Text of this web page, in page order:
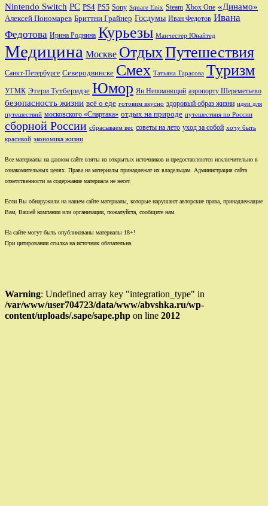
Nintendo Switch PC PS4 PS5 Sony Square Enix Steam Xbox One «Динамо»
Алексей Пономарев Бриттни Грайнер Госдумы Иван Федотов Ивана
Федотова Ирина Роднина Курьезы Манчестер Юнайтед
Медицина Москве ОтдыхПутешествия
Санкт-Петербурге Северодвинске Смех Татьяна Тарасова Туризм
УГМК Этери Тутберидзе Юмор Ян Непомнящий аэропорту Шереметьево
безопасность жизни всё о еде готовим вкусно здоровый образ жизни идеи для
путешествий московского «Спартака» отдых на природе путешествия по России
сборной России сбрасываем вес советы на лето уход за собой хочу быть
красивой экономика жизни
Все материалы на данном сайте взяты из открытых источников и предоставляются исключительно в
ознакомительных целях. Права на материалы принадлежат их владельцам. Администрация сайта
ответственности за содержание материала не несет.
Если Вы обнаружили на нашем сайте материалы, которые нарушают авторские права, принадлежащие
Вам, Вашей компании или организации, пожалуйста, сообщите нам.
На сайте могут быть опубликованы материалы 18+!
При цитировании ссылка на источник обязательна.
Warning: Undefined array key "integration_type" in
/var/www/user704723/data/www/abvshka.ru/wp-
content/uploads/.sape/sape.php on line 2012